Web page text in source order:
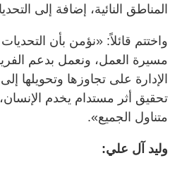
المناطق النائية، إضافة إلى
واختتم قائلاً: «نؤمن بأن
مسيرة العمل، ونعمل بدعم
الإدارة على تجاوزها وتحويلها
تحقيق أثر مستدام يخدم
متناول الجميع».
وليد آل علي: